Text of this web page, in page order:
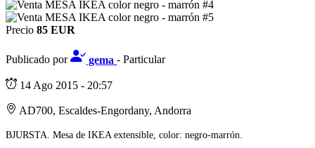
Precio 85 EUR
Publicado por gema- Particular
14 Ago 2015 - 20:57
AD700, Escaldes-Engordany, Andorra
BJURSTA. Mesa de IKEA extensible, color: negro-marrón.